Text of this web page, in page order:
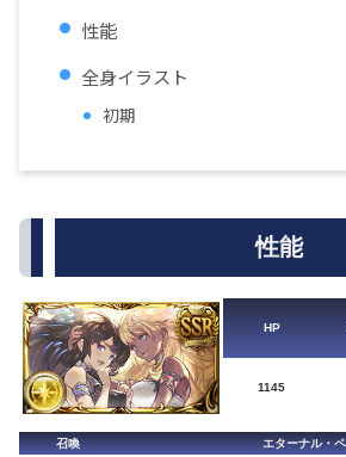
性能
全身イラスト
初期
性能
HP
1145
召喚 エターナル・